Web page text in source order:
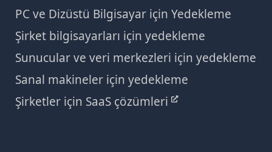
PC ve Dizüstü Bilgisayar için Yedekleme
Şirket bilgisayarları için yedekleme
Sunucular ve veri merkezleri için yedekleme
Sanal makineler için yedekleme
Şirketler için SaaS çözümleri